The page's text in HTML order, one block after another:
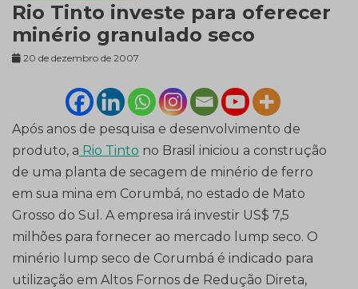
Rio Tinto investe para oferecer
minério granulado seco
20 de dezembro de 2007
Após anos de pesquisa e desenvolvimento de
produto, a Rio Tinto no Brasil iniciou a construção
de uma planta de secagem de minério de ferro
em sua mina em Corumbá, no estado de Mato
Grosso do Sul. A empresa irá investir US$ 7,5
milhões para fornecer ao mercado lump seco. O
minério lump seco de Corumbá é indicado para
utilização em Altos Fornos de Redução Direta,